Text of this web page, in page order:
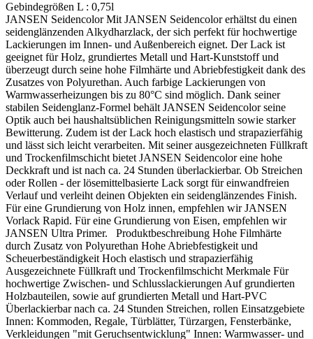
Gebindegrößen L : 0,75l
JANSEN Seidencolor Mit JANSEN Seidencolor erhältst du einen
seidenglänzenden Alkydharzlack, der sich perfekt für hochwertige
Lackierungen im Innen- und Außenbereich eignet. Der Lack ist
geeignet für Holz, grundiertes Metall und Hart-Kunststoff und
überzeugt durch seine hohe Filmhärte und Abriebfestigkeit dank des
Zusatzes von Polyurethan. Auch farbige Lackierungen von
Warmwasserheizungen bis zu 80°C sind möglich. Dank seiner
stabilen Seidenglanz-Formel behält JANSEN Seidencolor seine
Optik auch bei haushaltsüblichen Reinigungsmitteln sowie starker
Bewitterung. Zudem ist der Lack hoch elastisch und strapazierfähig
und lässt sich leicht verarbeiten. Mit seiner ausgezeichneten Füllkraft
und Trockenfilmschicht bietet JANSEN Seidencolor eine hohe
Deckkraft und ist nach ca. 24 Stunden überlackierbar. Ob Streichen
oder Rollen - der lösemittelbasierte Lack sorgt für einwandfreien
Verlauf und verleiht deinen Objekten ein seidenglänzendes Finish.
Für eine Grundierung von Holz innen, empfehlen wir JANSEN
Vorlack Rapid. Für eine Grundierung von Eisen, empfehlen wir
JANSEN Ultra Primer. Produktbeschreibung Hohe Filmhärte
durch Zusatz von Polyurethan Hohe Abriebfestigkeit und
Scheuerbeständigkeit Hoch elastisch und strapazierfähig
Ausgezeichnete Füllkraft und Trockenfilmschicht Merkmale Für
hochwertige Zwischen- und Schlusslackierungen Auf grundierten
Holzbauteilen, sowie auf grundierten Metall und Hart-PVC
Überlackierbar nach ca. 24 Stunden Streichen, rollen Einsatzgebiete
Innen: Kommoden, Regale, Türblätter, Türzargen, Fensterbänke,
Verkleidungen "mit Geruchsentwicklung" Innen: Warmwasser- und